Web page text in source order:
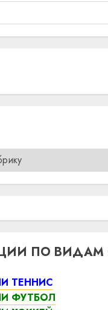
ПО ВИДАМ
ТЕННИС
ФУТБОЛ